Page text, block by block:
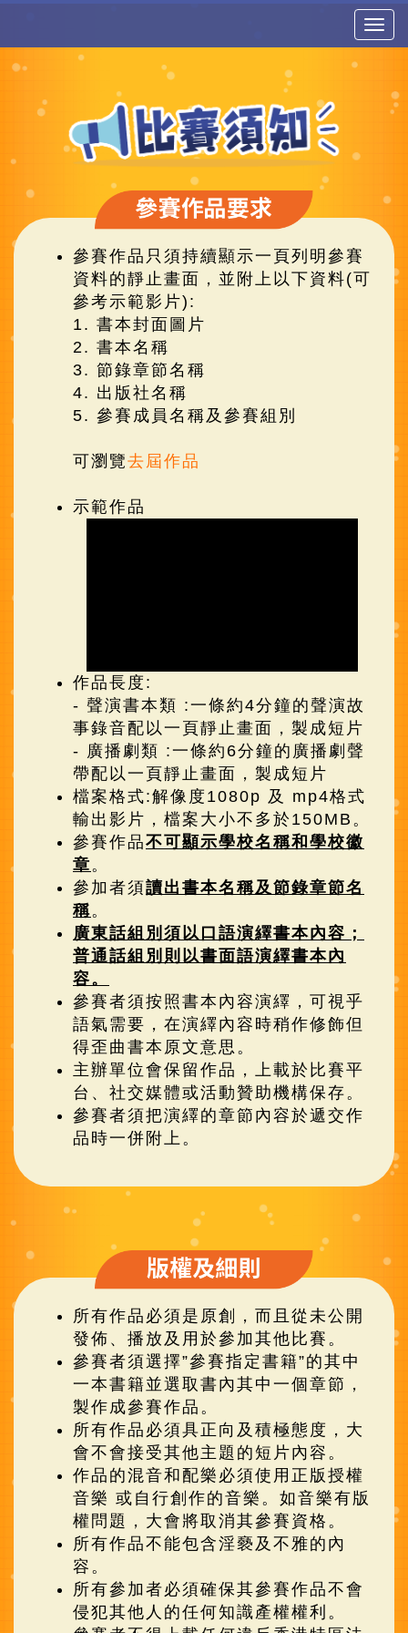
參賽作品只須持續顯示一頁列明參賽
資料的靜止畫面，並附上以下資料(可
參考示範影片):
1. 書本封面圖片
2. 書本名稱
3. 節錄章節名稱
4. 出版社名稱
5. 參賽成員名稱及參賽組別
可瀏覽去屆作品
示範作品
作品長度:
- 聲演書本類 :一條約4分鐘的聲演故
事錄音配以一頁靜止畫面，製成短片
- 廣播劇類 :一條約6分鐘的廣播劇聲
帶配以一頁靜止畫面，製成短片
檔案格式:解像度1080p 及 mp4格式
輸出影片，檔案大小不多於150MB。
參賽作品不可顯示學校名稱和學校徽
章 。
參加者須讀出書本名稱及節錄章節名
稱。
廣東話組別須以口語演繹書本內容；
普通話組別則以書面語演繹書本內
容。
參賽者須按照書本內容演繹，可視乎
語氣需要，在演繹內容時稍作修飾但
得歪曲書本原文意思。
主辦單位會保留作品，上載於比賽平
台、社交媒體或活動贊助機構保存。
參賽者須把演繹的章節內容於遞交作
品時一併附上。
所有作品必須是原創，而且從未公開
發佈、播放及用於參加其他比賽。
參賽者須選擇”參賽指定書籍”的其中
一本書籍並選取書內其中一個章節，
製作成參賽作品。
所有作品必須具正向及積極態度，大
會不會接受其他主題的短片內容。
作品的混音和配樂必須使用正版授權
音樂 或自行創作的音樂。如音樂有版
權問題，大會將取消其參賽資格。
所有作品不能包含淫褻及不雅的內
容。
所有參加者必須確保其參賽作品不會
侵犯其他人的任何知識產權權利。